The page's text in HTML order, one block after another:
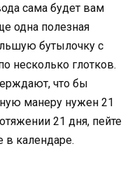
сама будет вам
одна полезная
бутылочку с
несколько глотков.
что бы
манеру нужен 21
21 дня, пейте
в календаре.